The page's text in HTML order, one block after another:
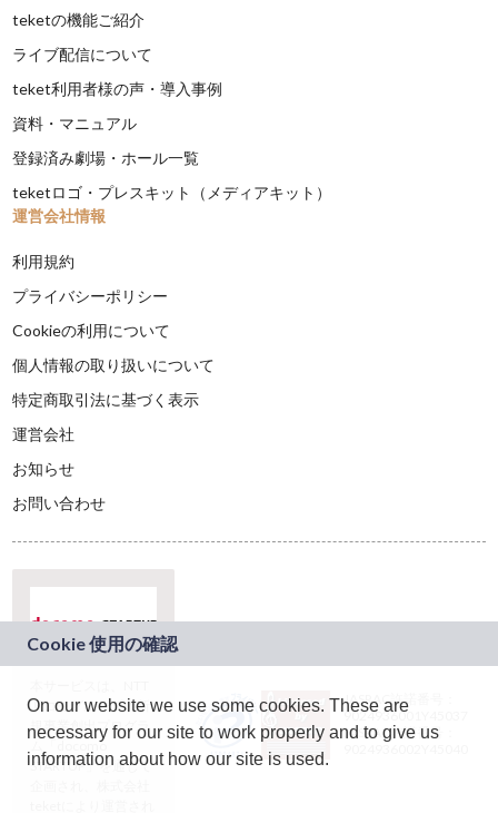
teketの機能ご紹介
ライブ配信について
teket利用者様の声・導入事例
資料・マニュアル
登録済み劇場・ホール一覧
teketロゴ・プレスキット（メディアキット）
運営会社情報
利用規約
プライバシーポリシー
Cookieの利用について
個人情報の取り扱いについて
特定商取引法に基づく表示
運営会社
お知らせ
お問い合わせ
ドコモグループの新
規事業創出プログラ
ム「docomo
STARTUP」を通じて
JASRAC許諾番号：
9024936001Y45037
JASRAC許諾番号：
On our website we use some cookies. These are
necessary for our site to work properly and to give us
information about how our site is used.